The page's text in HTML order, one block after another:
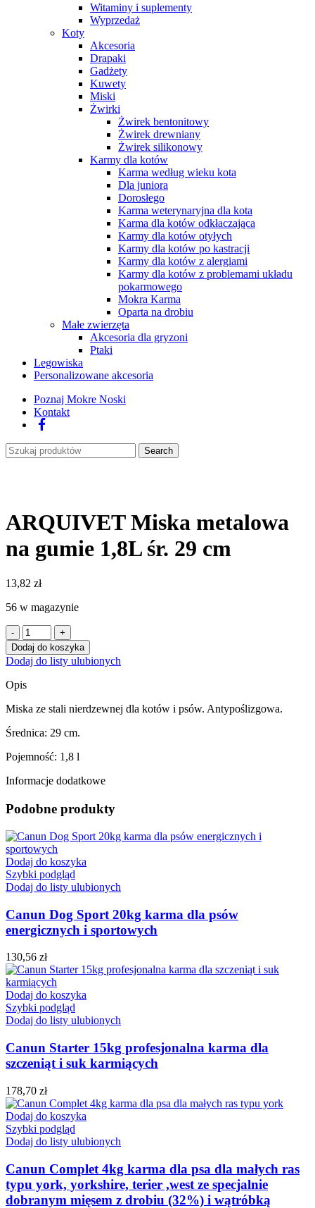
Witaminy i suplementy
Wyprzedaż
Koty
Akcesoria
Drapaki
Gadżety
Kuwety
Miski
Żwirki
Żwirek bentonitowy
Żwirek drewniany
Żwirek silikonowy
Karmy dla kotów
Karma według wieku kota
Dla juniora
Dorosłego
Karma weterynaryjna dla kota
Karma dla kotów odkłaczająca
Karmy dla kotów otyłych
Karmy dla kotów po kastracji
Karmy dla kotów z alergiami
Karmy dla kotów z problemami układu
pokarmowego
Mokra Karma
Oparta na drobiu
Małe zwierzęta
Akcesoria dla gryzoni
Ptaki
Legowiska
Personalizowane akcesoria
Poznaj Mokre Noski
Kontakt
Search
ARQUIVET Miska metalowa
na gumie 1,8L śr. 29 cm
13,82 zł
56 w magazynie
ilość
ARQUIVET
Miska
metalowa
na
1,8L
29
Dodaj do koszyka
Dodaj do listy ulubionych
Opis
Miska ze stali nierdzewnej dla kotów i psów. Antypoślizgowa.
Średnica: 29 cm.
Pojemność: 1,8 l
Informacje dodatkowe
Podobne produkty
Dodaj do koszyka
Szybki podgląd
Dodaj do listy ulubionych
Canun Dog Sport 20kg karma dla psów
energicznych i sportowych
130,56 zł
Dodaj do koszyka
Szybki podgląd
Dodaj do listy ulubionych
Canun Starter 15kg profesjonalna karma dla
szczeniąt i suk karmiących
178,70 zł
Dodaj do koszyka
Szybki podgląd
Dodaj do listy ulubionych
Canun Complet 4kg karma dla psa dla małych ras
typu york, yorkshire, terier ,west ze specjalnie
dobranym mięsem z drobiu (32%) i wątróbką